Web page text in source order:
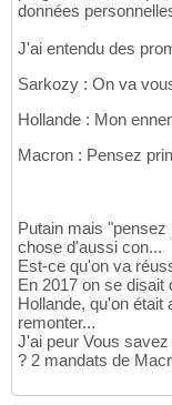
données
J'ai entendu des
Sarkozy : On va
Hollande : Mon
Macron : Pensez
Putain mais
chose d'aussi con...
Est-ce qu'on va
En 2017 on se disait
Hollande, qu'on était
remonter...
J'ai peur Vous
? 2 mandats de